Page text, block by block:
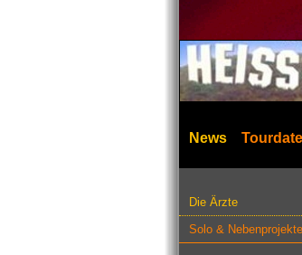
News
Die Ärzte
Solo & Nebenprojekte